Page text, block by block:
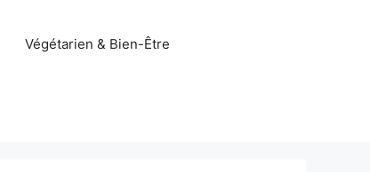
Végétarien & Bien-Être